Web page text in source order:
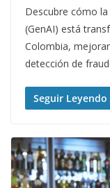
Descubre cómo
(GenAI) está
Colombia,
detección de
Seguir Leyendo